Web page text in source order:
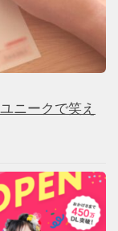
ニークで笑え